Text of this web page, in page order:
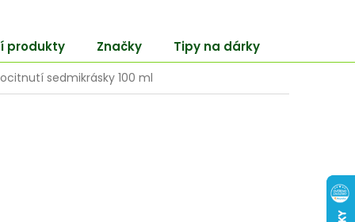
produkty Značky Tipy na dárky
sedmikrásky 100 ml